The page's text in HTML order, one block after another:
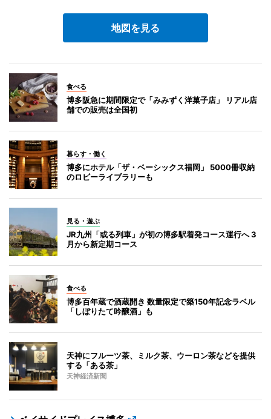
地図を見る
食べる
博多阪急に期間限定で「みみずく洋菓子店」 リアル店
舗での販売は全国初
暮らす・働く
博多にホテル「ザ・ベーシックス福岡」 5000冊収納
のロビーライブラリーも
見る・遊ぶ
JR九州「或る列車」が初の博多駅着発コース運行へ 3
月から新定期コース
食べる
博多百年蔵で酒蔵開き 数量限定で築150年記念ラベル
「しぼりたて吟醸酒」も
天神にフルーツ茶、ミルク茶、ウーロン茶などを提供
する「ある茶」
天神経済新聞